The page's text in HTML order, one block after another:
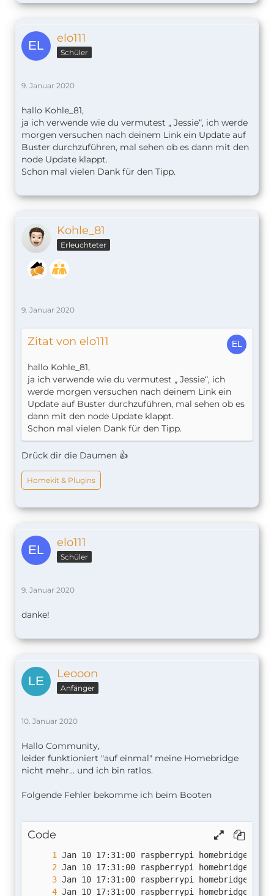
elo111
Schüler
9. Januar 2020
hallo Kohle_81,
ja ich verwende wie du vermutest „ Jessie“, ich werde
morgen versuchen nach deinem Link ein Update auf
Buster durchzuführen, mal sehen ob es dann mit den
node Update klappt.
Schon mal vielen Dank für den Tipp.
Kohle_81
Erleuchteter
9. Januar 2020
Zitat von elo111
hallo Kohle_81,
ja ich verwende wie du vermutest „ Jessie“, ich
werde morgen versuchen nach deinem Link ein
Update auf Buster durchzuführen, mal sehen ob es
dann mit den node Update klappt.
Schon mal vielen Dank für den Tipp.
Drück dir die Daumen 👍
Homekit & Plugins
elo111
Schüler
9. Januar 2020
danke!
Leooon
Anfänger
10. Januar 2020
Hallo Community,
leider funktioniert "auf einmal" meine Homebridge
nicht mehr... und ich bin ratlos.
Folgende Fehler bekomme ich beim Booten
Code